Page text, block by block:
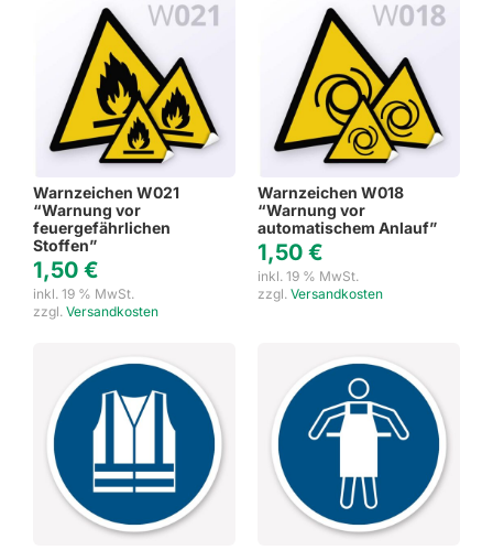
Warnzeichen W021
“Warnung vor
feuergefährlichen
Stoffen”
1,50 €
inkl. 19 % MwSt.
zzgl. Versandkosten
Warnzeichen W018
“Warnung vor
automatischem Anlauf”
1,50 €
inkl. 19 % MwSt.
zzgl. Versandkosten